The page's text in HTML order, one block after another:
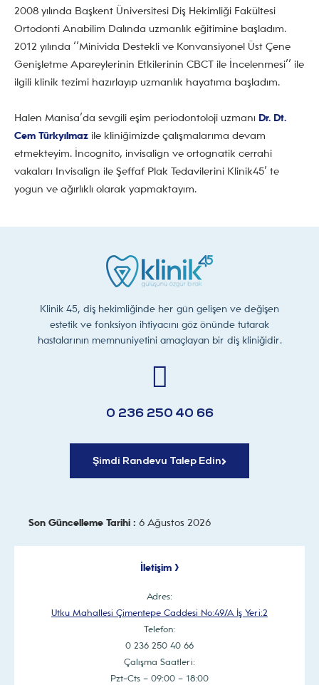
2008 yılında Başkent Üniversitesi Diş Hekimliği Fakültesi
Ortodonti Anabilim Dalında uzmanlık eğitimine başladım.
2012 yılında ‘’Minivida Destekli ve Konvansiyonel Üst Çene
Genişletme Apareylerinin Etkilerinin CBCT ile İncelenmesi’’ ile
ilgili klinik tezimi hazırlayıp uzmanlık hayatıma başladım.
Halen Manisa’da sevgili eşim periodontoloji uzmanı Dr. Dt.
Cem Türkyılmaz ile kliniğimizde çalışmalarıma devam
etmekteyim. İncognito, invisalign ve ortognatik cerrahi
vakaları Invisalign ile Şeffaf Plak Tedavilerini Klinik45’ te
yogun ve ağırlıklı olarak yapmaktayım.
Klinik 45, diş hekimliğinde her gün gelişen ve değişen
estetik ve fonksiyon ihtiyacını göz önünde tutarak
hastalarının memnuniyetini amaçlayan bir diş kliniğidir.
0 236 250 40 66
Şimdi Randevu Talep Edin
Son Güncelleme Tarihi : 6 Ağustos 2026
İletişim >
Adres:
Utku Mahallesi Çimentepe Caddesi No:49/A İş Yeri:2
Telefon:
0 236 250 40 66
Çalışma Saatleri:
Pzt-Cts – 09:00 – 18:00